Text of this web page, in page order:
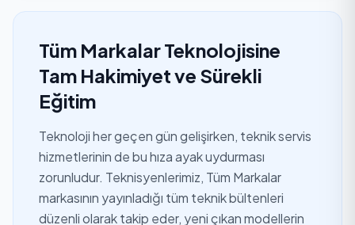
Tüm Markalar Teknolojisine
Tam Hakimiyet ve Sürekli
Eğitim
Teknoloji her geçen gün gelişirken, teknik servis
hizmetlerinin de bu hıza ayak uydurması
zorunludur. Teknisyenlerimiz, Tüm Markalar
markasının yayınladığı tüm teknik bültenleri
düzenli olarak takip eder, yeni çıkan modellerin